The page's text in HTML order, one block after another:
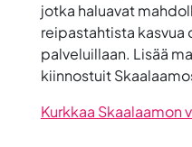
jotka haluavat
reipastahtista kasvua
palveluillaan. Lisää
kiinnostuit
Kurkkaa Skaalaamon